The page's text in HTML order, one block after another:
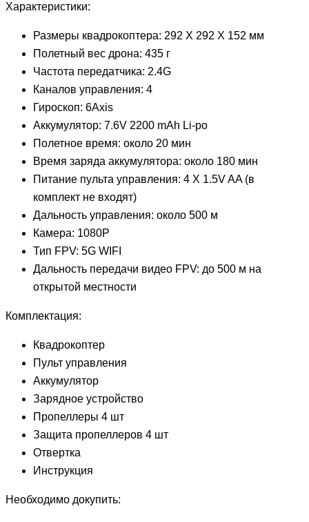
Характеристики:
Размеры квадрокоптера: 292 X 292 X 152 мм
Полетный вес дрона: 435 г
Частота передатчика: 2.4G
Каналов управления: 4
Гироскоп: 6Axis
Аккумулятор: 7.6V 2200 mAh Li-po
Полетное время: около 20 мин
Время заряда аккумулятора: около 180 мин
Питание пульта управления: 4 X 1.5V AA (в
комплект не входят)
Дальность управления: около 500 м
Камера: 1080P
Тип FPV: 5G WIFI
Дальность передачи видео FPV: до 500 м на
открытой местности
Комплектация:
Квадрокоптер
Пульт управления
Аккумулятор
Зарядное устройство
Пропеллеры 4 шт
Защита пропеллеров 4 шт
Отвертка
Инструкция
Необходимо докупить: